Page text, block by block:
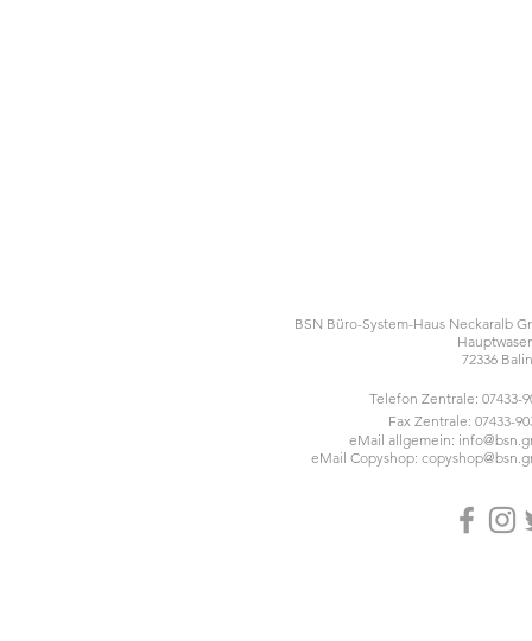
BSN Büro-System-Haus Neckaralb
72336
Telefon Zentrale: 07433-
Fax Zentrale: 07433-
eMail allgemein:
eMail Copyshop: